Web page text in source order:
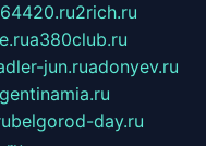
2rich.ru
a380club.ru
jun.ruadonyev.ru
belgorod-day.ru